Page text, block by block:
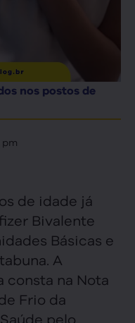
nos postos de
pm
de idade já
Bivalente
Básicas e
A
consta na Nota
Frio da
pelo